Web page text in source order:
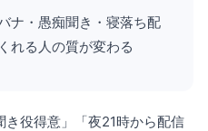
ナ・愚痴聞き・寝落ち配
れる人の質が変わる
役得意」「夜21時から配信